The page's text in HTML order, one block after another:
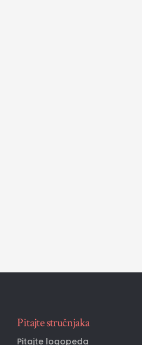
Pitajte stručnjaka
Pitajte logopeda